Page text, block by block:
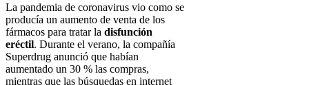
La pandemia de coronavirus vio como se
producía un aumento de venta de los
fármacos para tratar la disfunción
eréctil. Durante el verano, la compañía
Superdrug anunció que habían
aumentado un 30 % las compras,
mientras que las búsquedas en internet